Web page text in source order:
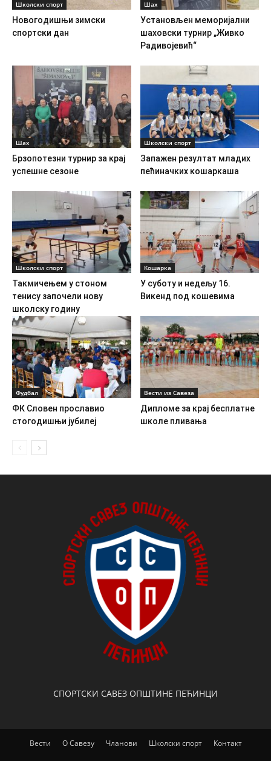
Школски спорт
Новогодишњи зимски
спортски дан
Шах
Установљен меморијални
шаховски турнир „Живко
Радивојевић“
Шах
Брзопотезни турнир за крај
успешне сезоне
Школски спорт
Запажен резултат младих
пећиначких кошаркаша
Школски спорт
Такмичењем у стоном
тенису започели нову
школску годину
Кошарка
У суботу и недељу 16.
Викенд под кошевима
Фудбал
ФК Словен прославио
стогодишњи јубилеј
Вести из Савеза
Дипломе за крај бесплатне
школе пливања
СПОРТСКИ САВЕЗ ОПШТИНЕ ПЕЋИНЦИ
Вести О Савезу Чланови Школски спорт Контакт